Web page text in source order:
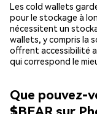
Les cold wallets
pour le stockage à
nécessitent un
wallets, y compris la
offrent accessibilité
qui correspond le
Que pouvez-
$BEAR sur